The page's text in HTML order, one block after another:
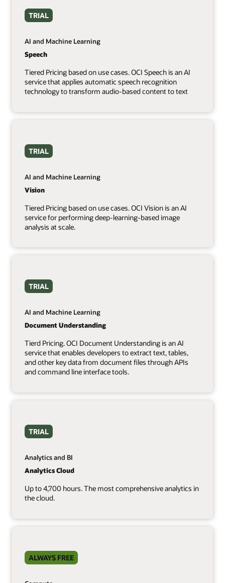
TRIAL
AI and Machine Learning
Speech
Tiered Pricing based on use cases. OCI Speech is an AI
service that applies automatic speech recognition
technology to transform audio-based content to text
TRIAL
AI and Machine Learning
Vision
Tiered Pricing based on use cases. OCI Vision is an AI
service for performing deep-learning-based image
analysis at scale.
TRIAL
AI and Machine Learning
Document Understanding
Tierd Pricing. OCI Document Understanding is an AI
service that enables developers to extract text, tables,
and other key data from document files through APIs
and command line interface tools.
TRIAL
Analytics and BI
Analytics Cloud
Up to 4,700 hours. The most comprehensive analytics in
the cloud.
ALWAYS FREE